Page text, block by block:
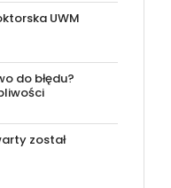
UWM
do błędu?
został